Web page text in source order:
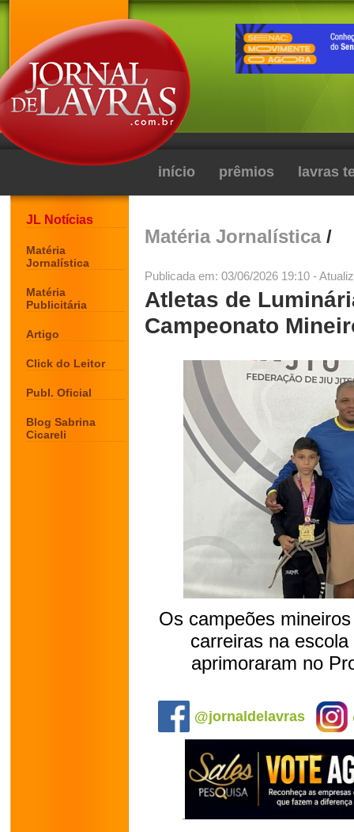
início prêmios lavras
JL Notícias
Matéria
Jornalística
Matéria
Publicitária
Artigo
Click do Leitor
Publ. Oficial
Blog Sabrina
Cicareli
Matéria Jornalística/
Publicada em: 03/06/2026 19:10 -
Atletas de
Campeonato
Os campeões
carreiras na
aprimoraram no
@jornaldelavras